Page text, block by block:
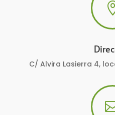
C/ Alvira Lasierra 4,